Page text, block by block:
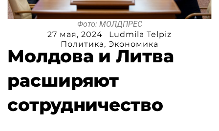
Фото: МОЛДПРЕС
27 мая, 2024
Ludmila Telpiz
Политика, Экономика
Молдова и Литва
расширяют
сотрудничество